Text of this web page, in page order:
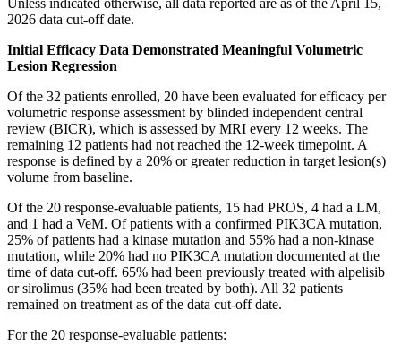
2026 data cut-off date.
Initial Efficacy Data Demonstrated Meaningful Volumetric
Lesion Regression
Of the 32 patients enrolled, 20 have been evaluated for efficacy per
volumetric response assessment by blinded independent central
review (BICR), which is assessed by MRI every 12 weeks. The
remaining 12 patients had not reached the 12-week timepoint. A
response is defined by a 20% or greater reduction in target lesion(s)
volume from baseline.
Of the 20 response-evaluable patients, 15 had PROS, 4 had a LM,
and 1 had a VeM. Of patients with a confirmed PIK3CA mutation,
25% of patients had a kinase mutation and 55% had a non-kinase
mutation, while 20% had no PIK3CA mutation documented at the
time of data cut-off. 65% had been previously treated with alpelisib
or sirolimus (35% had been treated by both). All 32 patients
remained on treatment as of the data cut-off date.
For the 20 response-evaluable patients: